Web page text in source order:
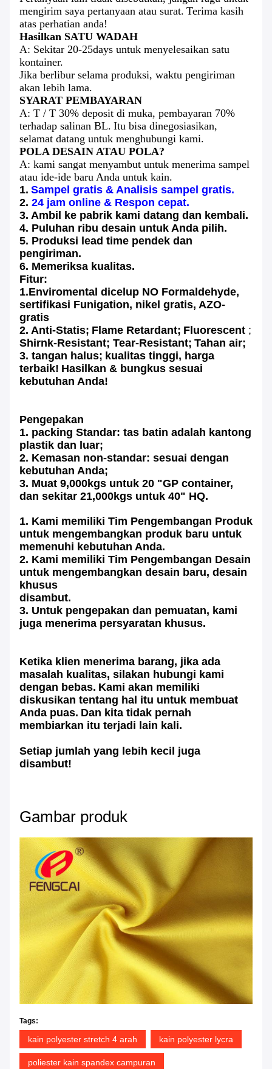
mengirim saya pertanyaan atau surat. Terima kasih
atas perhatian anda!
Hasilkan SATU WADAH
A: Sekitar 20-25days untuk menyelesaikan satu
kontainer.
Jika berlibur selama produksi, waktu pengiriman
akan lebih lama.
SYARAT PEMBAYARAN
A: T / T 30% deposit di muka, pembayaran 70%
terhadap salinan BL. Itu bisa dinegosiasikan,
selamat datang untuk menghubungi kami.
POLA DESAIN ATAU POLA?
A: kami sangat menyambut untuk menerima sampel
atau ide-ide baru Anda untuk kain.
1. Sampel gratis & Analisis sampel gratis.
2. 24 jam online & Respon cepat.
3. Ambil ke pabrik kami datang dan kembali.
4. Puluhan ribu desain untuk Anda pilih.
5. Produksi lead time pendek dan
pengiriman.
6. Memeriksa kualitas.
Fitur:
1.Enviromental dicelup NO Formaldehyde,
sertifikasi Funigation, nikel gratis, AZO-
gratis
2. Anti-Statis; Flame Retardant; Fluorescent ;
Shirnk-Resistant; Tear-Resistant; Tahan air;
3. tangan halus; kualitas tinggi, harga
terbaik! Hasilkan & bungkus sesuai
kebutuhan Anda!
Pengepakan
1. packing Standar: tas batin adalah kantong
plastik dan luar;
2. Kemasan non-standar: sesuai dengan
kebutuhan Anda;
3. Muat 9,000kgs untuk 20 "GP container,
dan sekitar 21,000kgs untuk 40" HQ.
1. Kami memiliki Tim Pengembangan Produk
untuk mengembangkan produk baru untuk
memenuhi kebutuhan Anda.
2. Kami memiliki Tim Pengembangan Desain
untuk mengembangkan desain baru, desain
khusus
disambut.
3. Untuk pengepakan dan pemuatan, kami
juga menerima persyaratan khusus.
Ketika klien menerima barang, jika ada
masalah kualitas, silakan hubungi kami
dengan bebas. Kami akan memiliki
diskusikan tentang hal itu untuk membuat
Anda puas. Dan kita tidak pernah
membiarkan itu terjadi lain kali.
Setiap jumlah yang lebih kecil juga
disambut!
Gambar produk
Tags:
kain polyester stretch 4 arah kain polyester lycra
poliester kain spandex campuran